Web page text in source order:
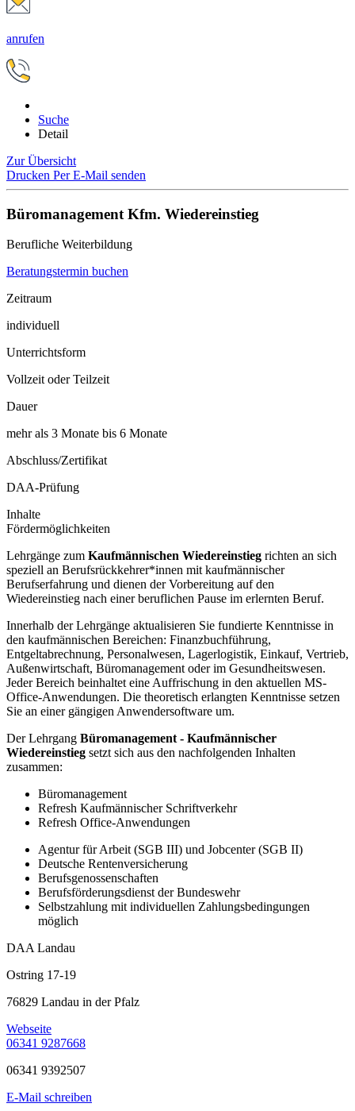
anrufen
Suche
Detail
Zur Übersicht
Drucken Per E-Mail senden
Büromanagement Kfm. Wiedereinstieg
Berufliche Weiterbildung
Beratungstermin buchen
Zeitraum
individuell
Unterrichtsform
Vollzeit oder Teilzeit
Dauer
mehr als 3 Monate bis 6 Monate
Abschluss/Zertifikat
DAA-Prüfung
Inhalte
Fördermöglichkeiten
Lehrgänge zum Kaufmännischen Wiedereinstieg richten an sich
speziell an Berufsrückkehrer*innen mit kaufmännischer
Berufserfahrung und dienen der Vorbereitung auf den
Wiedereinstieg nach einer beruflichen Pause im erlernten Beruf.
Innerhalb der Lehrgänge aktualisieren Sie fundierte Kenntnisse in
den kaufmännischen Bereichen: Finanzbuchführung,
Entgeltabrechnung, Personalwesen, Lagerlogistik, Einkauf, Vertrieb,
Außenwirtschaft, Büromanagement oder im Gesundheitswesen.
Jeder Bereich beinhaltet eine Auffrischung in den aktuellen MS-
Office-Anwendungen. Die theoretisch erlangten Kenntnisse setzen
Sie an einer gängigen Anwendersoftware um.
Der Lehrgang Büromanagement - Kaufmännischer
Wiedereinstieg setzt sich aus den nachfolgenden Inhalten
zusammen:
Büromanagement
Refresh Kaufmännischer Schriftverkehr
Refresh Office-Anwendungen
Agentur für Arbeit (SGB III) und Jobcenter (SGB II)
Deutsche Rentenversicherung
Berufsgenossenschaften
Berufsförderungsdienst der Bundeswehr
Selbstzahlung mit individuellen Zahlungsbedingungen
möglich
DAA Landau
Ostring 17-19
76829 Landau in der Pfalz
Webseite
06341 9287668
06341 9392507
E-Mail schreiben